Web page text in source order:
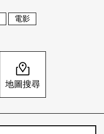
English
登入/註冊
電影
地圖搜尋